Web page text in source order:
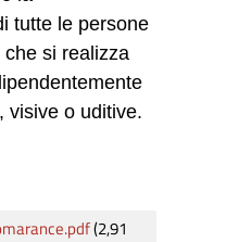
tutte le persone
si realizza
visive o uditive.
(2,91